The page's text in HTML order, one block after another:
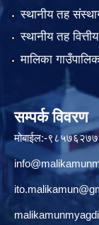
स्थानीय तह
स्थानीय तह
मालिका
सम्पर्क विवरण
मोबाईल:-